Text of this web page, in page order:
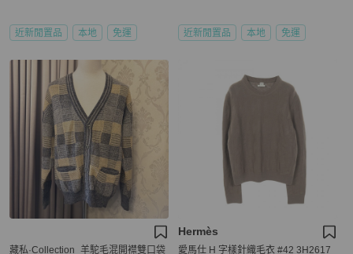
近新閒置品 本地 免運 近新閒置品 本地 免運
藏私·Collection_羊駝毛混開襟雙口袋
Hermès
愛馬仕 H 字樣針織毛衣 #42 3H2617